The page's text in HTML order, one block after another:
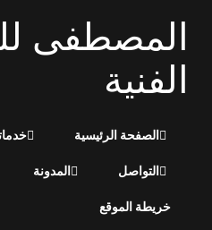
المصطفى
الفنية
الصفحة الرئيسية
التواصل المدونة
خريطة الموقع